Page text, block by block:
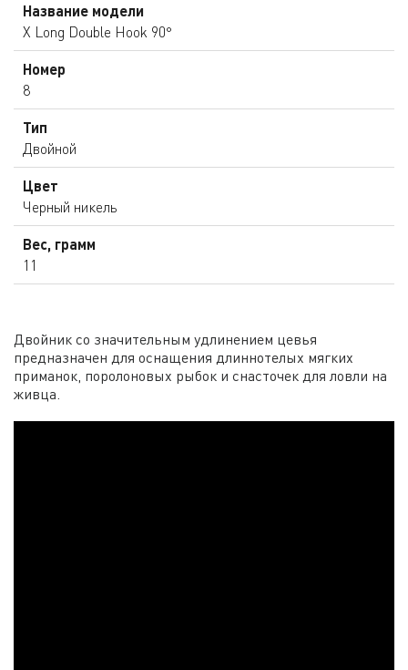
Название модели
X Long Double Hook 90°
Номер
8
Тип
Двойной
Цвет
Черный никель
Вес, грамм
11
Двойник со значительным удлинением цевья
предназначен для оснащения длиннотелых мягких
приманок, поролоновых рыбок и снасточек для ловли на
живца.